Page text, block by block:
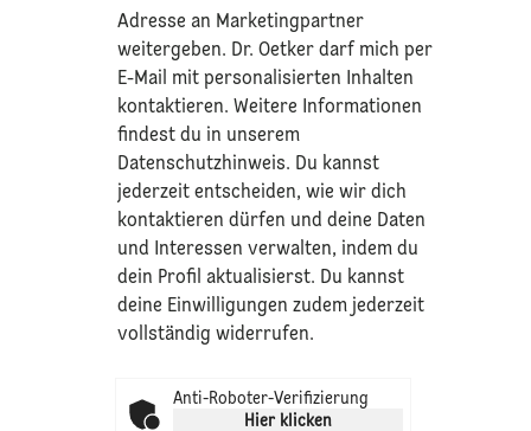
Adresse an Marketingpartner
weitergeben. Dr. Oetker darf mich per
E-Mail mit personalisierten Inhalten
kontaktieren. Weitere Informationen
findest du in unserem
Datenschutzhinweis. Du kannst
jederzeit entscheiden, wie wir dich
kontaktieren dürfen und deine Daten
und Interessen verwalten, indem du
dein Profil aktualisierst. Du kannst
deine Einwilligungen zudem jederzeit
vollständig widerrufen.
Anti-Roboter-Verifizierung
Hier klicken